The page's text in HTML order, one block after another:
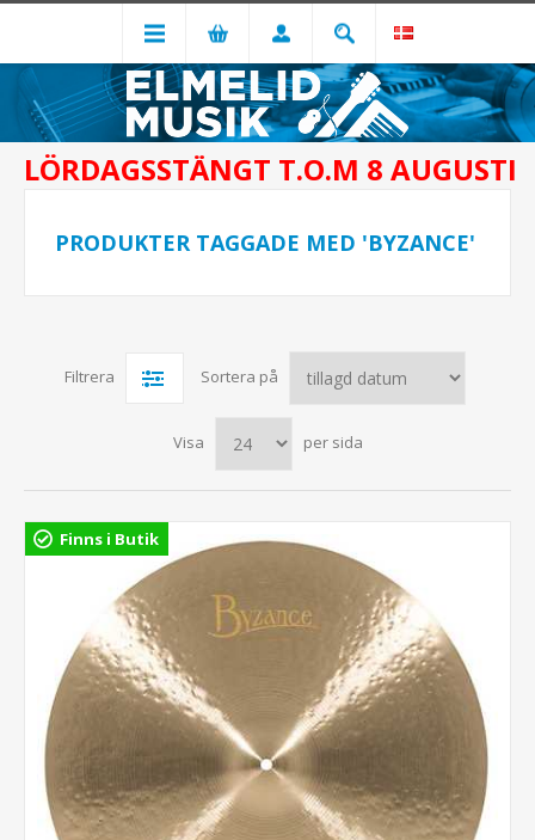
LÖRDAGSSTÄNGT T.O.M 8 AUGUSTI
PRODUKTER TAGGADE MED 'BYZANCE'
Filtrera Sortera på
Visa per sida
Finns i Butik